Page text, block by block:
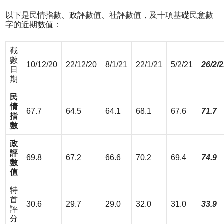
以下是民情指數、政評數值、社評數值，及十項基礎民意數
字的近期數值：
截
數
日
期
10/12/20 22/12/20 8/1/21 22/1/21 5/2/21 26/2/
民
情
指
數
67.7 64.5 64.1 68.1 67.6 71.7
政
評
數
值
69.8 67.2 66.6 70.2 69.4 74.9
特
首
評
分
30.6 29.7 29.0 32.0 31.0 33.9